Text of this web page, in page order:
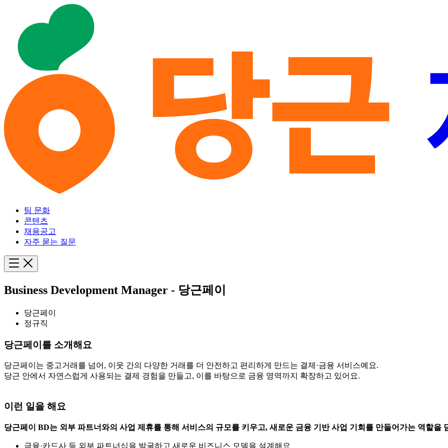
팀 문화
콘텐츠
채용공고
자주 묻는 질문
Business Development Manager - 당근페이
당근페이
정규직
당근페이를 소개해요
당근페이는 중고거래를 넘어, 이웃 간의 다양한 거래를 더 안전하고 편리하게 만드는 결제·금융 서비스예요.
당근 안에서 자연스럽게 사용되는 결제 경험을 만들고, 이를 바탕으로 금융 영역까지 확장하고 있어요.
이런 일을 해요
당근페이 BD는 외부 파트너와의 사업 제휴를 통해 서비스의 규모를 키우고, 새로운 금융 기반 사업 기회를 만들어가는 역할을
금융·카드사 등 외부 파트너십을 발굴하고 새로운 비즈니스 모델을 설계해요